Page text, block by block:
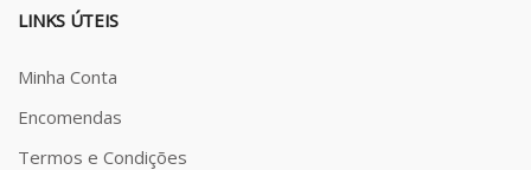
LINKS ÚTEIS
Minha Conta
Encomendas
Termos e Condições